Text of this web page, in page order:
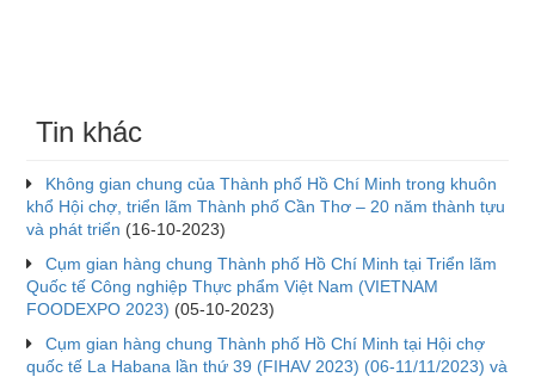
Tin khác
Không gian chung của Thành phố Hồ Chí Minh trong khuôn
khổ Hội chợ, triển lãm Thành phố Cần Thơ – 20 năm thành tựu
và phát triển (16-10-2023)
Cụm gian hàng chung Thành phố Hồ Chí Minh tại Triển lãm
Quốc tế Công nghiệp Thực phẩm Việt Nam (VIETNAM
FOODEXPO 2023) (05-10-2023)
Cụm gian hàng chung Thành phố Hồ Chí Minh tại Hội chợ
quốc tế La Habana lần thứ 39 (FIHAV 2023) (06-11/11/2023) và